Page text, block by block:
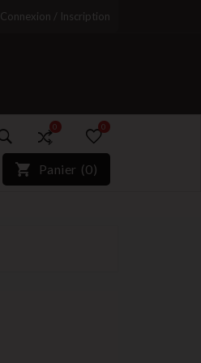
Connexion / Inscription
0
)*}
0
Panier (0)